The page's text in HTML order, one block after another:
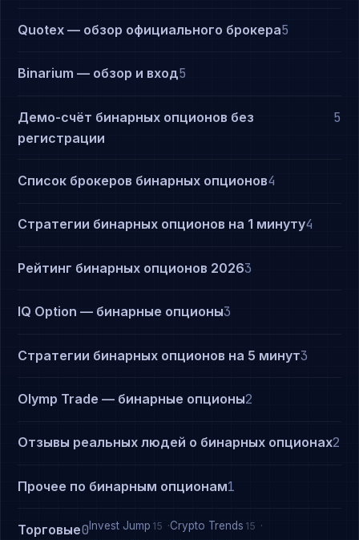
Quotex — обзор официального брокера5
Binarium — обзор и вход5
Демо-счёт бинарных опционов без
регистрации
5
Список брокеров бинарных опционов4
Стратегии бинарных опционов на 1 минуту4
Рейтинг бинарных опционов 20263
IQ Option — бинарные опционы3
Стратегии бинарных опционов на 5 минут3
Olymp Trade — бинарные опционы2
Отзывы реальных людей о бинарных опционах2
Прочее по бинарным опционам1
Торговые0Invest Jump 15 Crypto Trends 15